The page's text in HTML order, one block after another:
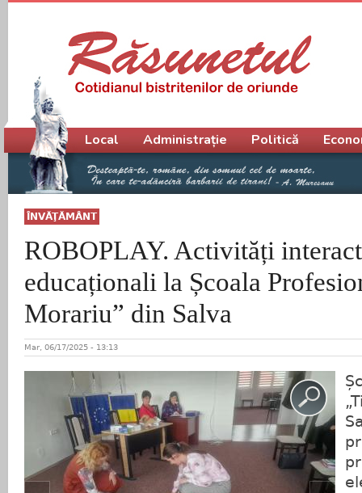
ÎNVĂŢĂMÂNT
ROBOPLAY. Activități
educaționali la Școala
Morariu” din Salva
Mar, 06/17/2025 - 13:13
Meniu principal
Local Administrație Politică